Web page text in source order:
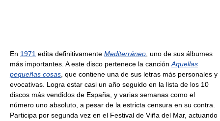
En 1971 edita definitivamente Mediterráneo, uno de sus álbumes
más importantes. A este disco pertenece la canciónAquellas
pequeñas cosas, que contiene una de sus letras más personales y
evocativas. Logra estar casi un año seguido en la lista de los 10
discos más vendidos de España, y varias semanas como el
número uno absoluto, a pesar de la estricta censura en su contra.
Participa por segunda vez en el Festival de Viña del Mar, actuando